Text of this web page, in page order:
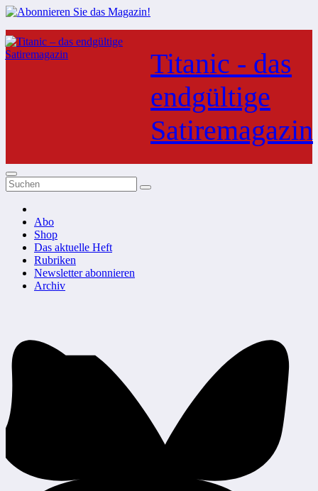
Zum
Inhalt
springen
Titanic - das
endgültige
Satiremagazin
Abo
Shop
Das aktuelle Heft
Rubriken
Newsletter abonnieren
Archiv